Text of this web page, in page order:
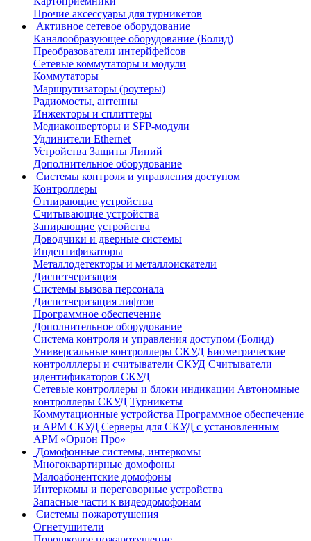
Прочие аксессуары для турникетов
Активное сетевое оборудование
Каналообразующее оборудование (Болид)
Преобразователи интерйфейсов
Сетевые коммутаторы и модули
Коммутаторы
Маршрутизаторы (роутеры)
Радиомосты, антенны
Инжекторы и сплиттеры
Медиаконверторы и SFP-модули
Удлинители Ethernet
Устройства Защиты Линий
Дополнительное оборудование
Системы контроля и управления доступом
Контроллеры
Отпирающие устройства
Считывающие устройства
Запирающие устройства
Доводчики и дверные системы
Индентификаторы
Металлодетекторы и металлоискатели
Диспетчеризация
Системы вызова персонала
Диспетчеризация лифтов
Программное обеспечение
Дополнительное оборудование
Система контроля и управления доступом (Болид)
Универсальные контроллеры СКУД Биометрические
контролллеры и считыватели СКУД Считыватели
идентификаторов СКУД
Сетевые контроллеры и блоки индикации Автономные
контроллеры СКУД Турникеты
Коммутационные устройства Программное обеспечение
и АРМ СКУД Серверы для СКУД с установленным
АРМ «Орион Про»
Домофонные системы, интеркомы
Многоквартирные домофоны
Малоабонентские домофоны
Интеркомы и переговорные устройства
Запасные части к видеодомофонам
Системы пожаротушения
Огнетушители